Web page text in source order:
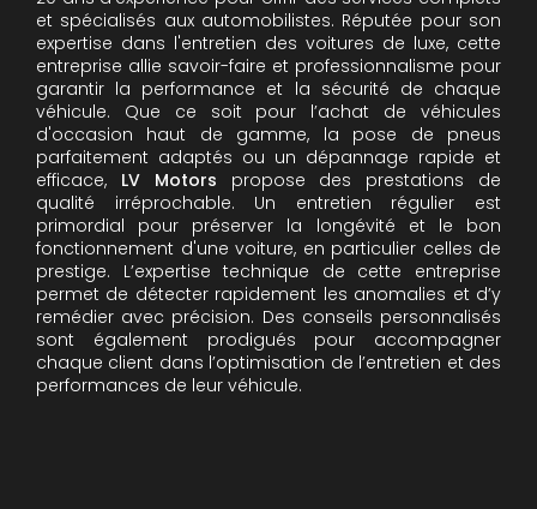
et spécialisés aux automobilistes. Réputée pour son
expertise dans l'entretien des voitures de luxe, cette
entreprise allie savoir-faire et professionnalisme pour
garantir la performance et la sécurité de chaque
véhicule. Que ce soit pour l’achat de véhicules
d'occasion haut de gamme, la pose de pneus
parfaitement adaptés ou un dépannage rapide et
efficace, LV Motors propose des prestations de
qualité irréprochable. Un entretien régulier est
primordial pour préserver la longévité et le bon
fonctionnement d'une voiture, en particulier celles de
prestige. L’expertise technique de cette entreprise
permet de détecter rapidement les anomalies et d’y
remédier avec précision. Des conseils personnalisés
sont également prodigués pour accompagner
chaque client dans l’optimisation de l’entretien et des
performances de leur véhicule.